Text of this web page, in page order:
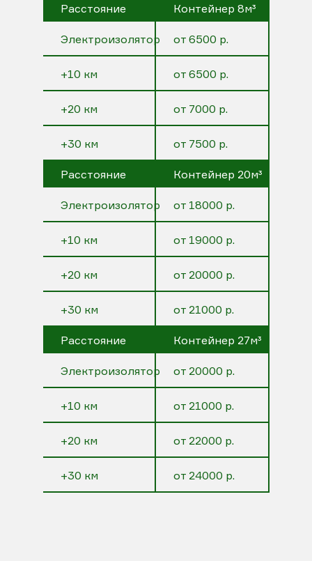
Расстояние
Электроизолятор
+10 км
+20 км
+30 км
Контейнер 8м³
от 6500 р.
от 6500 р.
от 7000 р.
от 7500 р.
Расстояние
Электроизолятор
+10 км
+20 км
+30 км
Контейнер 20м³
от 18000 р.
от 19000 р.
от 20000 р.
от 21000 р.
Расстояние
Электроизолятор
+10 км
+20 км
+30 км
Контейнер 27м³
от 20000 р.
от 21000 р.
от 22000 р.
от 24000 р.